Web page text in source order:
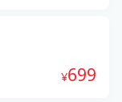
699